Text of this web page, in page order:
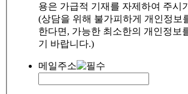
용은 가급적 기재를 자제하여 주시
(상담을 위해 불가피하게 개인정보
한다면, 가능한 최소한의 개인정보
기 바랍니다.)
메일주소